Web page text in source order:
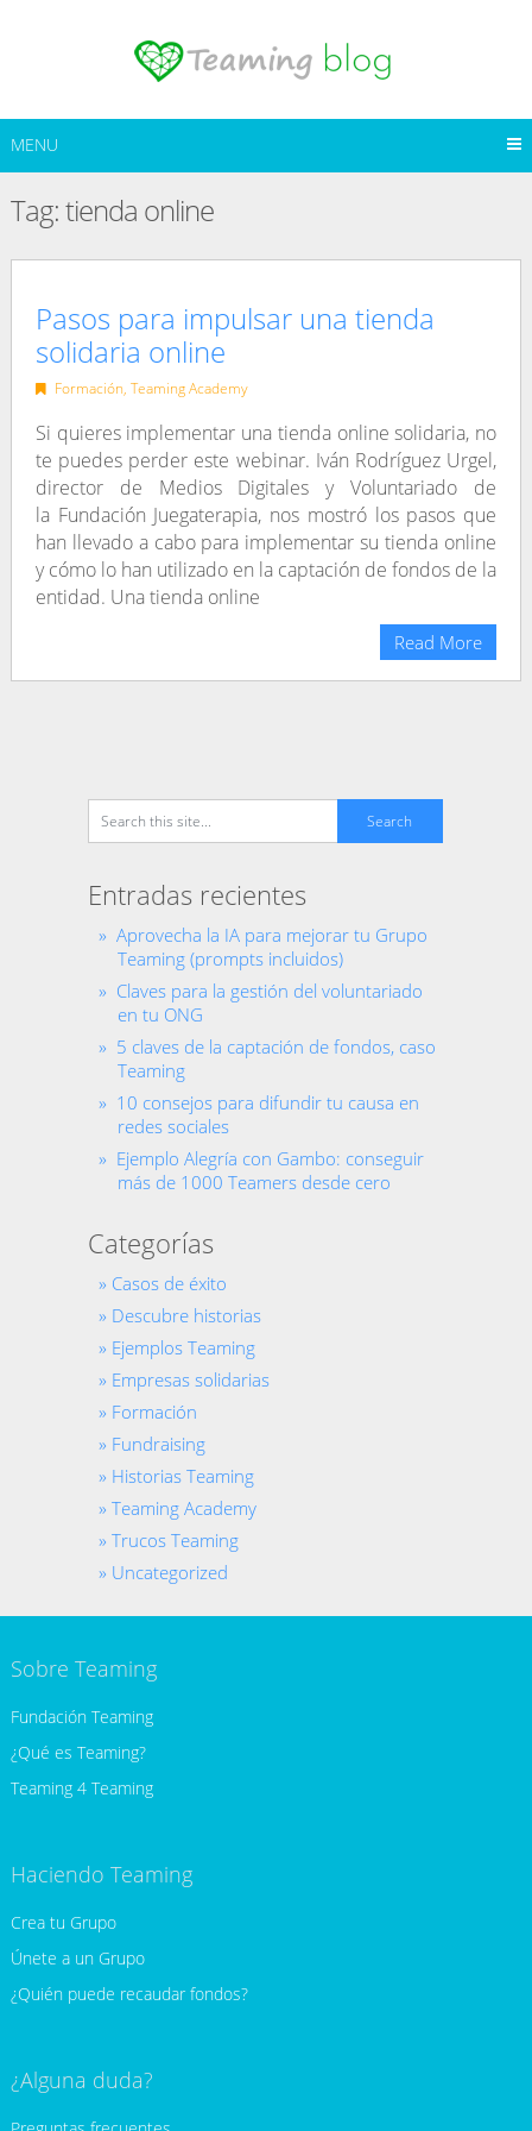
MENU
Tag:tienda online
Pasos para impulsar una tienda
solidaria online
Formación, Teaming Academy
Si quieres implementar una tienda online solidaria, no
te puedes perder este webinar. Iván Rodríguez Urgel,
director de Medios Digitales y Voluntariado de
la Fundación Juegaterapia, nos mostró los pasos que
han llevado a cabo para implementar su tienda online
y cómo lo han utilizado en la captación de fondos de la
entidad. Una tienda online
Read More
Entradas recientes
Aprovecha la IA para mejorar tu Grupo
Teaming (prompts incluidos)
Claves para la gestión del voluntariado
en tu ONG
5 claves de la captación de fondos, caso
Teaming
10 consejos para difundir tu causa en
redes sociales
Ejemplo Alegría con Gambo: conseguir
más de 1000 Teamers desde cero
Categorías
Casos de éxito
Descubre historias
Ejemplos Teaming
Empresas solidarias
Formación
Fundraising
Historias Teaming
Teaming Academy
Trucos Teaming
Uncategorized
Sobre Teaming
Fundación Teaming
¿Qué es Teaming?
Teaming 4 Teaming
Haciendo Teaming
Crea tu Grupo
Únete a un Grupo
¿Quién puede recaudar fondos?
¿Alguna duda?